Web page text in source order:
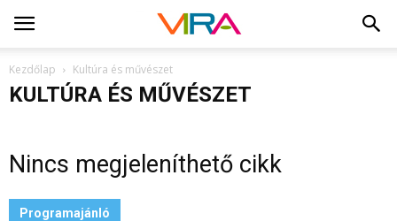
Kezdőlap Kultúra és művészet
KULTÚRA ÉS MŰVÉSZET
Nincs megjeleníthető cikk
Programajánló